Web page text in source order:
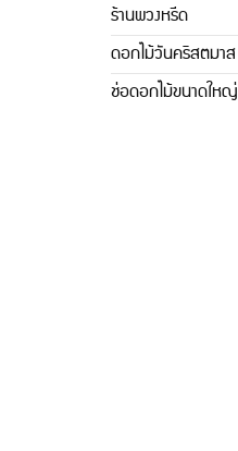
ร้านพวงหรีด
ดอกไม้วันคริสตมาส
ช่อดอกไม้ขนาดใหญ่